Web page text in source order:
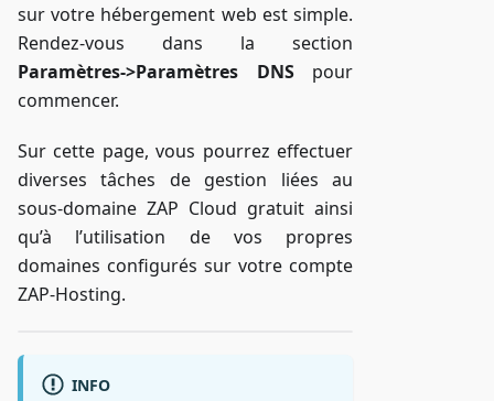
sur votre hébergement web est simple.
Rendez-vous dans la section
Paramètres->Paramètres DNSpour
commencer.
Sur cette page, vous pourrez effectuer
diverses tâches de gestion liées au
sous-domaine ZAP Cloud gratuit ainsi
qu’à l’utilisation de vos propres
domaines configurés sur votre compte
ZAP-Hosting.
INFO